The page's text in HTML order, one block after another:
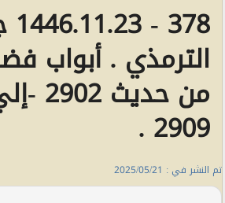
الترمذي . أبواب
من
2909 .
تم النشر في : 2025/05/21